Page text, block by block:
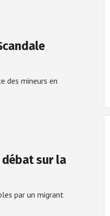
des mineurs en
sur la
par un migrant